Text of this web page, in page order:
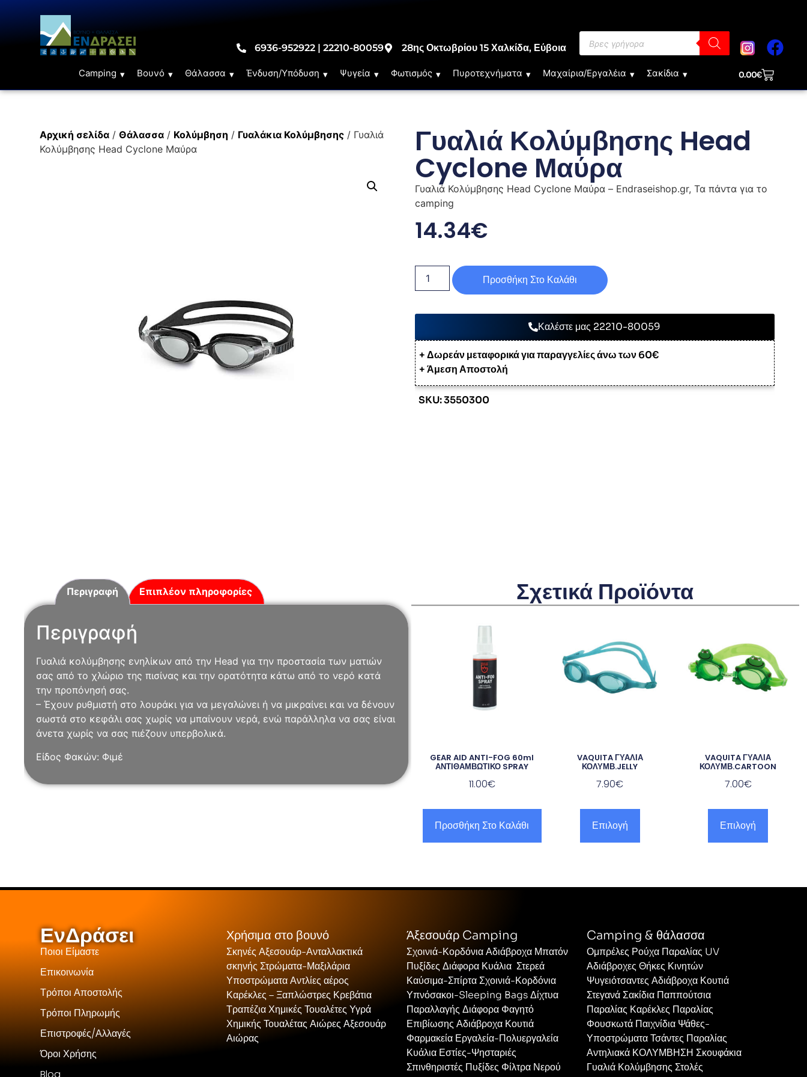
6936-952922 | 22210-80059 28ης Οκτωβρίου 15 Χαλκίδα, Εύβοια
Camping Βουνό Θάλασσα Ένδυση/Υπόδυση Ψυγεία Φωτισμός Πυροτεχνήματα Μαχαίρια/Εργαλέια Σακίδια 0.00€
Αρχική σελίδα /Θάλασσα / Κολύμβηση / Γυαλάκια Κολύμβησης / Γυαλιά
Κολύμβησης Head Cyclone Μαύρα
Γυαλιά Κολύμβησης Head
Cyclone Μαύρα
Γυαλιά Κολύμβησης Head Cyclone Μαύρα – Endraseishop.gr, Τα πάντα για το
camping
14.34€
Προσθήκη Στο Καλάθι
Καλέστε μας 22210-80059
+ Δωρεάν μεταφορικά για παραγγελίες άνω των 60€
+ Άμεση Αποστολή
SKU: 3550300
Περιγραφή Επιπλέον πληροφορίες
Περιγραφή
Γυαλιά κολύμβησης ενηλίκων από την Head για την προστασία των ματιών
σας από το χλώριο της πισίνας και την ορατότητα κάτω από το νερό κατά
την προπόνησή σας.
– Έχουν ρυθμιστή στο λουράκι για να μεγαλώνει ή να μικραίνει και να δένουν
σωστά στο κεφάλι σας χωρίς να μπαίνουν νερά, ενώ παράλληλα να σας είναι
άνετα χωρίς να σας πιέζουν υπερβολικά.
Είδος Φακών: Φιμέ
Σχετικά Προϊόντα
GEAR AID ANTI-FOG 60ml
ΑΝΤΙΘΑΜΒΩΤΙΚΟ SPRAY
11.00€
Προσθήκη Στο Καλάθι
VAQUITA ΓΥΑΛΙΑ
ΚΟΛΥΜΒ.JELLY
7.90€
Επιλογή
VAQUITA ΓΥΑΛΙΑ
ΚΟΛΥΜΒ.CARTOON
7.00€
Επιλογή
ΕνΔράσει
Ποιοι Είμαστε
Επικοινωνία
Τρόποι Αποστολής
Τρόποι Πληρωμής
Επιστροφές/Αλλαγές
Όροι Χρήσης
Blog
Χρήσιμα στο βουνό
Σκηνές Αξεσουάρ-Ανταλλακτικά
σκηνής Στρώματα-Μαξιλάρια
Υποστρώματα Αντλίες αέρος
Καρέκλες – Ξαπλώστρες Κρεβάτια
Τραπέζια Χημικές Τουαλέτες Υγρά
Χημικής Τουαλέτας Αιώρες Αξεσουάρ
Αιώρας
Άξεσουάρ Camping
Σχοινιά-Κορδόνια Αδιάβροχα Μπατόν
Πυξίδες Διάφορα Κυάλια Στερεά
Καύσιμα-Σπίρτα Σχοινιά-Κορδόνια
Υπνόσακοι-Sleeping Bags Δίχτυα
Παραλλαγής Διάφορα Φαγητό
Επιβίωσης Αδιάβροχα Κουτιά
Φαρμακεία Εργαλεία-Πολυεργαλεία
Κυάλια Εστίες-Ψησταριές
Σπινθηριστές Πυξίδες Φίλτρα Νερού
Camping & θάλασσα
Ομπρέλες Ρούχα Παραλίας UV
Αδιάβροχες Θήκες Κινητών
Ψυγειότσαντες Αδιάβροχα Κουτιά
Στεγανά Σακίδια Παππούτσια
Παραλίας Καρέκλες Παραλίας
Φουσκωτά Παιχνίδια Ψάθες-
Υποστρώματα Τσάντες Παραλίας
Αντηλιακά ΚΟΛΥΜΒΗΣΗ Σκουφάκια
Γυαλιά Κολύμβησης Στολές